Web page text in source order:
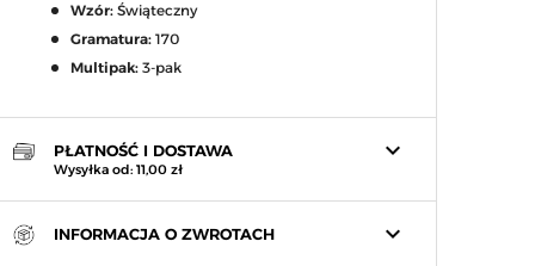
Wzór: Świąteczny
Gramatura: 170
Multipak: 3-pak
keyboard_arrow_down
PŁATNOŚĆ I DOSTAWA
Wysyłka od: 11,00 zł
keyboard_arrow_down
INFORMACJA O ZWROTACH